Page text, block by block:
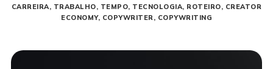
CARREIRA TRABALHO TEMPO TECNOLOGIA ROTEIRO
CREATOR
ECONOMY
COPYWRITER COPYWRITING